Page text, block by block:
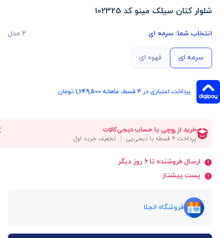
شلوار کتان سیلک مینو کد 102325
انتخاب شما: سرمه ای 2 مدل
سرمه ای قهوه ای
پرداخت اعتباری در ۴ قسط، ماهانه 1,649,500 تومان
ارسال فروشنده تا 6 روز دیگر
پست پیشتاز
فروشگاه انجلا